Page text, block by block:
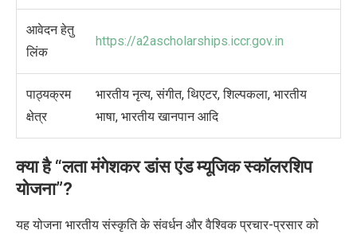
आवेदनहेतु
लिंक
https://a2ascholarships.iccr.gov.in
पाठ्यक्रम
क्षेत्र
भारतीय नृत्य, संगीत, थिएटर, शिल्पकला, भारतीय
भाषा, भारतीय खानपान आदि
क्या है “लता मंगेशकर डांस एंड म्यूजिक स्कॉलरशिप
योजना”?
यह योजना भारतीय संस्कृति के संवर्धन और वैश्विक प्रचार-प्रसार को